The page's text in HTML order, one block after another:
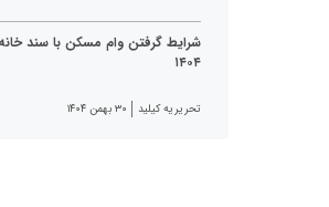
شرایط گرفتن وام مسکن با سند
۱۴۰۴
تحریریه کیلید ۳۰ بهمن ۱۴۰۴